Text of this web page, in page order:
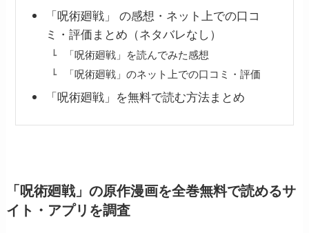
「呪術廻戦」 の感想・ネット上での口コ
ミ・評価まとめ（ネタバレなし）
「呪術廻戦」を読んでみた感想
「呪術廻戦」のネット上での口コミ・評価
「呪術廻戦」を無料で読む方法まとめ
「呪術廻戦」の原作漫画を全巻無料で読めるサ
イト・アプリを調査